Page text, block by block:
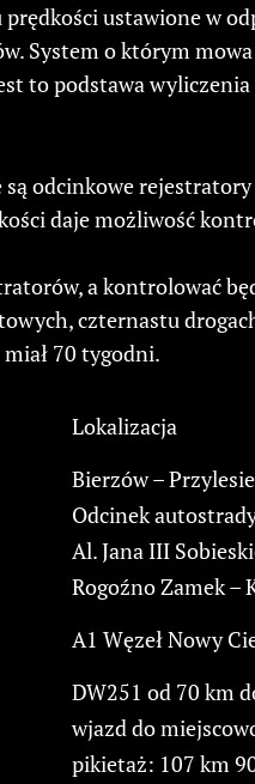
ustawione w
System o którym
to podstawa
odcinkowe
daje możliwość
a kontrolować
czternastu
70 tygodni.
Lokalizacja
Bierzów – Przylesie
Odcinek
Al. Jana III
Rogoźno Zamek –
A1 Węzeł Nowy
DW251 od 70 km
wjazd do
pikietaż: 107 km